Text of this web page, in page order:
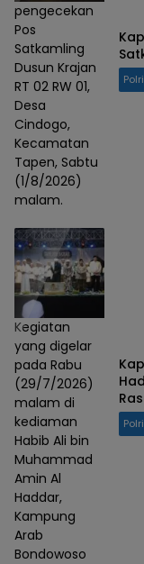
pengecekan
Pos
Satkamling
Dusun Krajan
RT 02 RW 01,
Desa
Cindogo,
Kecamatan
Tapen, Sabtu
(1/8/2026)
malam.
Polri
Kegiatan
yang digelar
pada Rabu
(29/7/2026)
malam di
kediaman
Habib Ali bin
Muhammad
Amin Al
Haddar,
Kampung
Arab
Bondowoso
Polri